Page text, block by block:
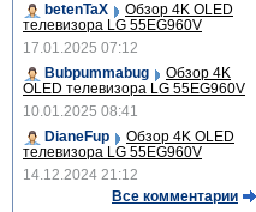
betenTaX
Обзор 4K OLED
телевизора LG 55EG960V
17.01.2025 07:12
Bubpummabug
Обзор 4K
OLED телевизора LG 55EG960V
10.01.2025 08:41
DianeFup
Обзор 4K OLED
телевизора LG 55EG960V
14.12.2024 21:12
Все комментарии